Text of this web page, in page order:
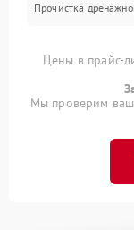
Прочистка
Цены в прайс-
Мы проверим